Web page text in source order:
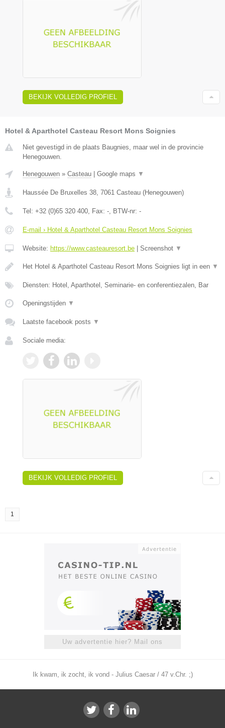
BEKIJK VOLLEDIG PROFIEL
Hotel & Aparthotel Casteau Resort Mons Soignies
Niet gevestigd in de plaats Baugnies, maar wel in de provincie
Henegouwen.
Henegouwen » Casteau Google maps ▼
Haussée De Bruxelles 38, 7061 Casteau (Henegouwen)
Tel: +32 (0)65 320 400, Fax: -, BTW-nr: -
E-mail › Hotel & Aparthotel Casteau Resort Mons Soignies
Website: https://www.casteauresort.be Screenshot ▼
Het Hotel & Aparthotel Casteau Resort Mons Soignies ligt in een ▼
Diensten: Hotel, Aparthotel, Seminarie- en conferentiezalen, Bar
Openingstijden ▼
Laatste facebook posts ▼
Sociale media:
BEKIJK VOLLEDIG PROFIEL
1
Uw advertentie hier? Mail ons
Ik kwam, ik zocht, ik vond - Julius Caesar / 47 v.Chr. ;)